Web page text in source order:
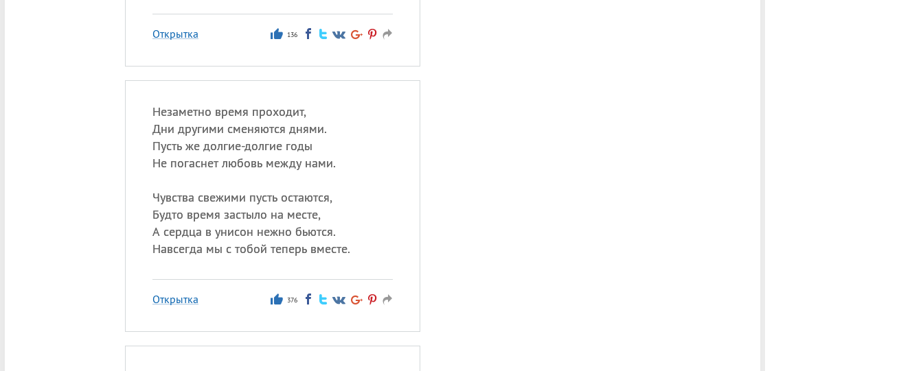
Открытка 136
Незаметно время проходит,
Дни другими сменяются днями.
Пусть же долгие-долгие годы
Не погаснет любовь между нами.
Чувства свежими пусть остаются,
Будто время застыло на месте,
А сердца в унисон нежно бьются.
Навсегда мы с тобой теперь вместе.
Открытка 376